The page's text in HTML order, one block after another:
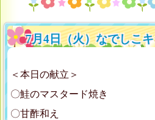
7月4日（火）なでしこ
＜本日の献立＞
〇鮭のマスタード焼き
〇甘酢和え